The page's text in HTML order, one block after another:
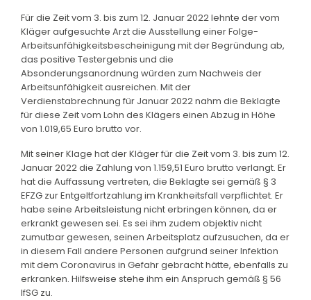
Für die Zeit vom 3. bis zum 12. Januar 2022 lehnte der vom
Kläger aufgesuchte Arzt die Ausstellung einer Folge-
Arbeitsunfähigkeitsbescheinigung mit der Begründung ab,
das positive Testergebnis und die
Absonderungsanordnung würden zum Nachweis der
Arbeitsunfähigkeit ausreichen. Mit der
Verdienstabrechnung für Januar 2022 nahm die Beklagte
für diese Zeit vom Lohn des Klägers einen Abzug in Höhe
von 1.019,65 Euro brutto vor.
Mit seiner Klage hat der Kläger für die Zeit vom 3. bis zum 12.
Januar 2022 die Zahlung von 1.159,51 Euro brutto verlangt. Er
hat die Auffassung vertreten, die Beklagte sei gemäß § 3
EFZG zur Entgeltfortzahlung im Krankheitsfall verpflichtet. Er
habe seine Arbeitsleistung nicht erbringen können, da er
erkrankt gewesen sei. Es sei ihm zudem objektiv nicht
zumutbar gewesen, seinen Arbeitsplatz aufzusuchen, da er
in diesem Fall andere Personen aufgrund seiner Infektion
mit dem Coronavirus in Gefahr gebracht hätte, ebenfalls zu
erkranken. Hilfsweise stehe ihm ein Anspruch gemäß § 56
IfSG zu.